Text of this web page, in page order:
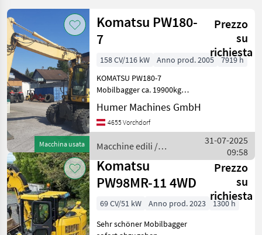
Categoria 4
PERCORSO
ATTUALE
Macchine
edili
Macchine
Escavatori
Mobili
Komatsu
SCEGLI
CATEGORIA
Reimposta
Mostra
10
risultati
Macchina usata
Komatsu PW180-
7
Prezzo
su
richiesta
158 CV/116 kW Anno prod. 2005
7919 h
KOMATSU PW180-7
Mobilbagger ca. 19900kg
Baujahr 2005 ca. 7919 Bstd.
6-Zylinder-Komatsu-Motor
158 PS Klimaanlage
hydraulisch
Hammerleitungen Scherenl
Humer Machines GmbH
4655 Vorchdorf
Macchine edili /
Komatsu
31-07-2025
09:58
Komatsu
PW98MR-11 4WD
Prezzo
su
richiesta
69 CV/51 kW Anno prod. 2023
1300 h
Sehr schöner Mobilbagger